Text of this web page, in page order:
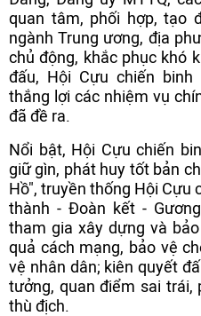
quan tâm, phối hợp, tạo
ngành Trung ương, địa
chủ động, khắc phục khó
đấu, Hội Cựu chiến
thắng lợi các nhiệm vụ
đã đề ra.
Nổi bật, Hội Cựu chiến
giữ gìn, phát huy tốt bản
Hồ", truyền thống Hội Cựu
thành - Đoàn kết -
tham gia xây dựng và
quả cách mạng, bảo vệ
vệ nhân dân; kiên quyết
tưởng, quan điểm sai trái,
thù địch.